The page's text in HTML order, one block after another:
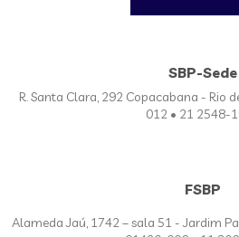
SBP-Sede
R. Santa Clara, 292 Copacabana - Rio
012 • 21 2548-
FSBP
Alameda Jaú, 1742 – sala 51 - Jardim